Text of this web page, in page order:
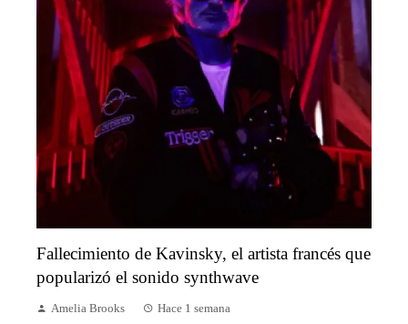
Fallecimiento de Kavinsky, el artista francés que
popularizó el sonido synthwave
Amelia Brooks Hace 1 semana